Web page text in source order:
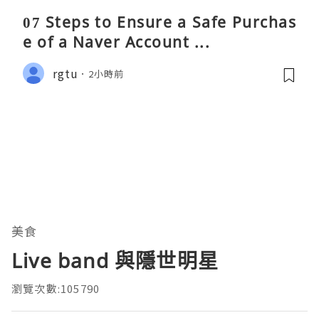
07 Steps to Ensure a Safe Purchas
e of a Naver Account ...
rgtu 2小時前
美食
Live band 與隱世明星
瀏覽次數:105790